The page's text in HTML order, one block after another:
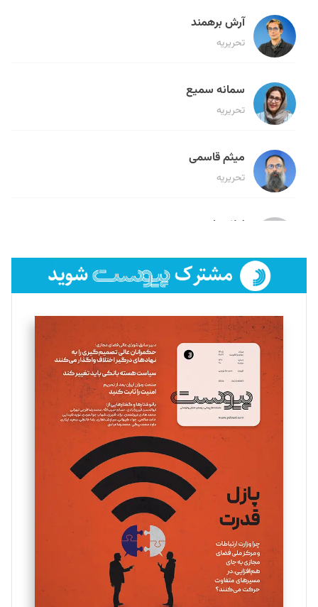
آرش برهمند
تحریریه
سمانه سمیع
تحریریه
میثم قاسمی
تحریریه
لیلا حنارود
فائزه فتحی رستمی
تحریریه
سروش کرمیان
تحریریه
مینا پاکدل
یسنا امان‌پور
تحریریه
ملینا جعفری
تحریریه